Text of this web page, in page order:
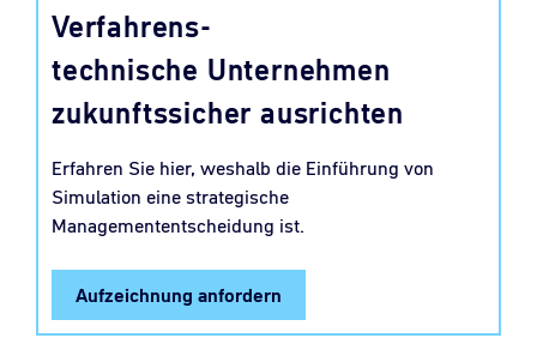
Verfahrens-
technische Unternehmen
zukunftssicher ausrichten
Erfahren Sie hier, weshalb die Einführung von
Simulation eine strategische
Managemententscheidung ist.
Aufzeichnung anfordern